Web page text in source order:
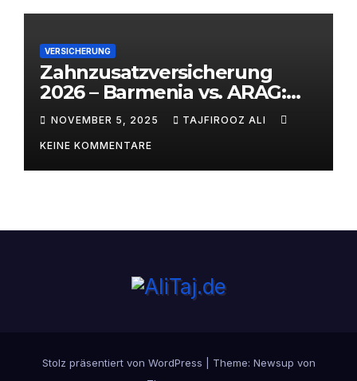
VERSICHERUNG
Zahnzusatzversicherung
2026 – Barmenia vs. ARAG:
Welcher Anbieter lohnt sich
wirklich?
NOVEMBER 5, 2025 TAJFIROOZ ALI
KEINE KOMMENTARE
Stolz präsentiert von WordPress Theme: Newsup von